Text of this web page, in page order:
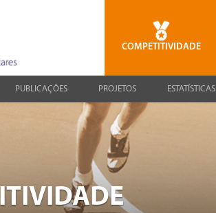
COMPETITIVIDADE
PUBLICAÇÕES PROJETOS ESTATÍSTICAS